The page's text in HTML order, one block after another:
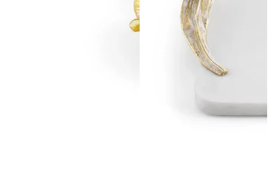
ПОДПИСАТЬСЯ
Принимаю условияПолитикой конфиденциальности
email-рассылку